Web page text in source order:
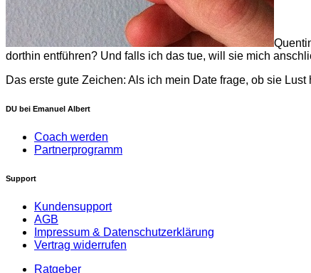
dorthin entführen? Und falls ich das tue, will sie mich
Das erste gute Zeichen: Als ich mein Date frage, ob sie
DU bei Emanuel Albert
Coach werden
Partnerprogramm
Support
Kundensupport
AGB
Impressum & Datenschutzerklärung
Vertrag widerrufen
Ratgeber